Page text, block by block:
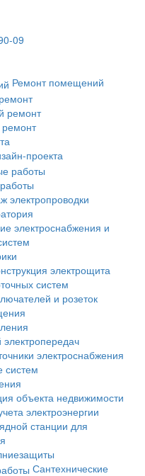
09
Ремонт помещений
ремонт
ремонт
проекта
электропроводки
электроснабжения и
электрощита
систем
и розеток
электроснабжения
систем
объекта недвижимости
электроэнергии
станции для
Сантехнические